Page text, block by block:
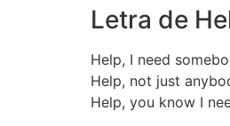
Letra de
Help, I need
Help, not just
Help, you know I